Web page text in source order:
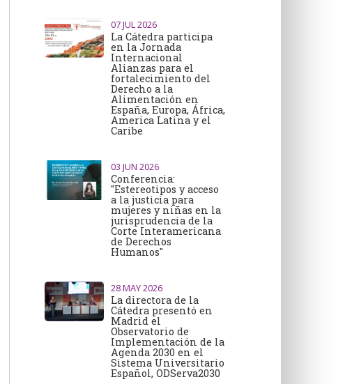
07JUL 2026
La Cátedra participa
en la Jornada
Internacional
Alianzas para el
fortalecimiento del
Derecho a la
Alimentación en
España, Europa, África,
America Latina y el
Caribe
03 JUN 2026
Conferencia:
"Estereotipos y acceso
a la justicia para
mujeres y niñas en la
jurisprudencia de la
Corte Interamericana
de Derechos
Humanos"
28MAY 2026
La directora de la
Cátedra presentó en
Madrid el
Observatorio de
Implementación de la
Agenda 2030 en el
Sistema Universitario
Español, ODServa2030